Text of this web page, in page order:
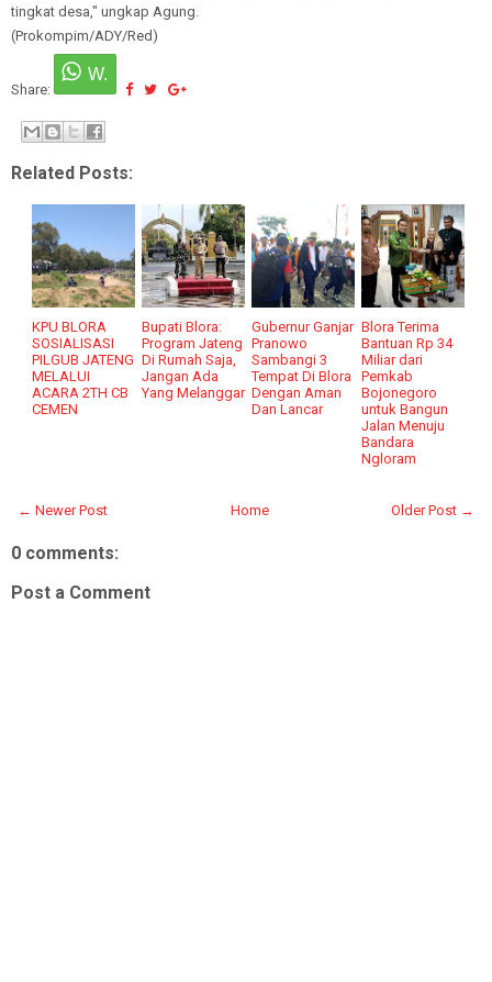
tingkat desa," ungkap Agung.
(Prokompim/ADY/Red)
Share:
Related Posts:
KPU BLORA
SOSIALISASI
PILGUB JATENG
MELALUI
ACARA 2TH CB
CEMEN
Bupati Blora:
Program Jateng
Di Rumah Saja,
Jangan Ada
Yang Melanggar
Gubernur Ganjar
Pranowo
Sambangi 3
Tempat Di Blora
Dengan Aman
Dan Lancar
Blora Terima
Bantuan Rp 34
Miliar dari
Pemkab
Bojonegoro
untuk Bangun
Jalan Menuju
Bandara
Ngloram
← Newer Post Older Post →
Home
0 comments:
Post a Comment